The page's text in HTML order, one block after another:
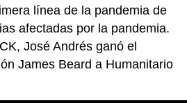
línea de la pandemia de
afectadas por la pandemia.
José Andrés ganó el
James Beard a Humanitario